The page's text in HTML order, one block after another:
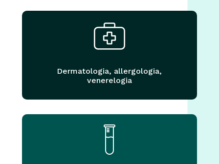
Dermatologia, allergologia,
venerelogia